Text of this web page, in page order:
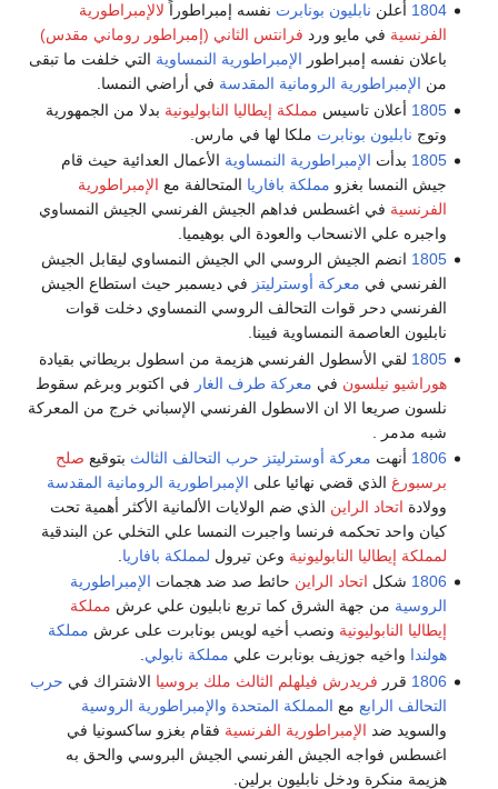
1804 أعلن نابليون بونابرت نفسه إمبراطوراً لالإمبراطورية
الفرنسية في مايو ورد فرانتس الثاني (إمبراطور روماني مقدس)
باعلان نفسه إمبراطور الإمبراطورية النمساوية التي خلفت ما تبقى
من الإمبراطورية الرومانية المقدسة في أراضي النمسا.
1805 أعلان تاسيس مملكة إيطاليا النابوليونية بدلا من الجمهورية
وتوج نابليون بونابرت ملكا لها في مارس.
1805 بدأت الإمبراطورية النمساوية الأعمال العدائية حيث قام
جيش النمسا بغزو مملكة بافاريا المتحالفة مع الإمبراطورية
الفرنسية في اغسطس فداهم الجيش الفرنسي الجيش النمساوي
واجبره علي الانسحاب والعودة الي بوهيميا.
1805 انضم الجيش الروسي الي الجيش النمساوي ليقابل الجيش
الفرنسي في معركة أوسترليتز في ديسمبر حيث استطاع الجيش
الفرنسي دحر قوات التحالف الروسي النمساوي دخلت قوات
نابليون العاصمة النمساوية فيينا.
1805 لقي الأسطول الفرنسي هزيمة من اسطول بريطاني بقيادة
هوراشيو نيلسون في معركة طرف الغار في اكتوبر وبرغم سقوط
نلسون صريعا الا ان الاسطول الفرنسي الإسباني خرج من المعركة
شبه مدمر .
1806 أنهت معركة أوسترليتز حرب التحالف الثالث بتوقيع صلح
برسبورغ الذي قضي نهائيا على الإمبراطورية الرومانية المقدسة
وولادة اتحاد الراين الذي ضم الولايات الألمانية الأكثر أهمية تحت
كيان واحد تحكمه فرنسا واجبرت النمسا علي التخلي عن البندقية
لمملكة إيطاليا النابوليونية وعن تيرول لمملكة بافاريا
1806 شكل اتحاد الراين حائط صد ضد هجمات الإمبراطورية
الروسية من جهة الشرق كما تربع نابليون علي عرش مملكة
إيطاليا النابوليونية ونصب أخيه لويس بونابرت على عرش مملكة
هولندا واخيه جوزيف بونابرت علي مملكة نابولي.
1806 قرر فريدرش فيلهلم الثالث ملك بروسيا الاشتراك في حرب
التحالف الرابع مع المملكة المتحدة والإمبراطورية الروسية
والسويد ضد الإمبراطورية الفرنسية فقام بغزو ساكسونيا في
اغسطس فواجه الجيش الفرنسي الجيش البروسي والحق به
هزيمة منكرة ودخل نابليون برلين.